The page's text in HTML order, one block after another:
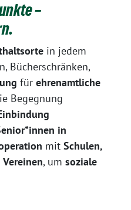
–
in jedem
Bücherschränken,
für ehrenamtliche
Begegnung
in
mit Schulen,
, um soziale